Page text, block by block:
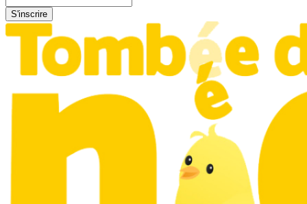
S'inscrire